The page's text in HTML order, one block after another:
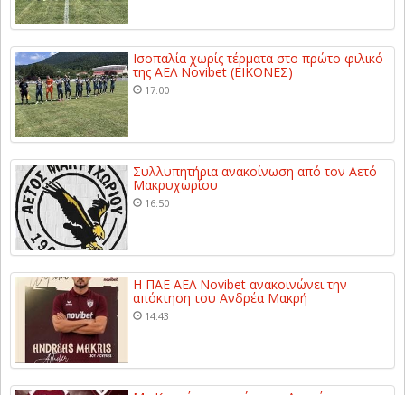
Ισοπαλία χωρίς τέρματα στο πρώτο φιλικό
της ΑΕΛ Novibet (ΕΙΚΟΝΕΣ)
17:00
Συλλυπητήρια ανακοίνωση από τον Αετό
Μακρυχωρίου
16:50
Η ΠΑΕ ΑΕΛ Novibet ανακοινώνει την
απόκτηση του Ανδρέα Μακρή
14:43